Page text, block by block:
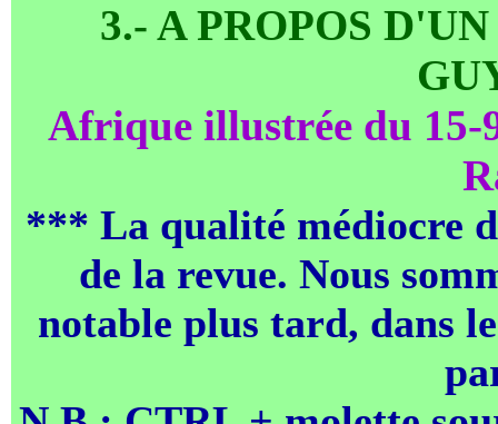
3.- A PROPOS
Afrique illustrée du 15-
*** La qualité médiocre
de la revue. Nous
notable plus tard, dans